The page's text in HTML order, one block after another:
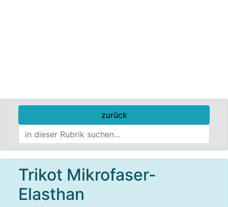
zurück
Trikot Mikrofaser-
Elasthan